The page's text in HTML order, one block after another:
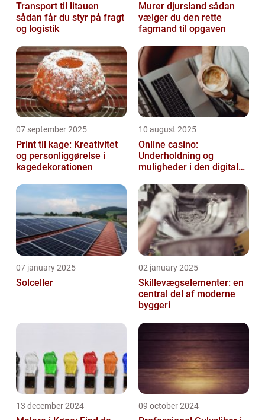
Transport til litauen
sådan får du styr på fragt
og logistik
Murer djursland sådan
vælger du den rette
fagmand til opgaven
07 september 2025
Print til kage: Kreativitet
og personliggørelse i
kagedekorationen
10 august 2025
Online casino:
Underholdning og
muligheder i den digitale
07 january 2025
Solceller
02 january 2025
Skillevægselementer: en
central del af moderne
byggeri
13 december 2024 09 october 2024